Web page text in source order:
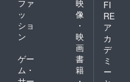
ファ
ッ
ショ
ン
映
像
・
映
画
ゲー
ム・
書
籍
FI
RE
ア
カ
デ
ミ
ー